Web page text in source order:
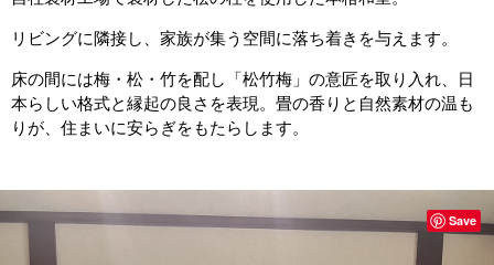
リビングに隣接し、家族が集う空間に落ち着きを与えます。
床の間には梅・松・竹を配し「松竹梅」の意匠を取り入れ、日
本らしい格式と縁起の良さを表現。畳の香りと自然素材の温も
りが、住まいに安らぎをもたらします。
Save